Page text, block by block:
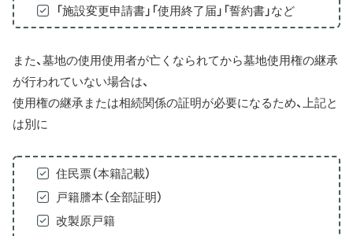
「施設変更申請書」「使用終了届」「誓約書」など
また、墓地の使用使用者が亡くなられてから墓地使用権の継承
が行われていない場合は、
使用権の継承または相続関係の証明が必要になるため、上記と
は別に
住民票（本籍記載）
戸籍謄本（全部証明）
改製原戸籍